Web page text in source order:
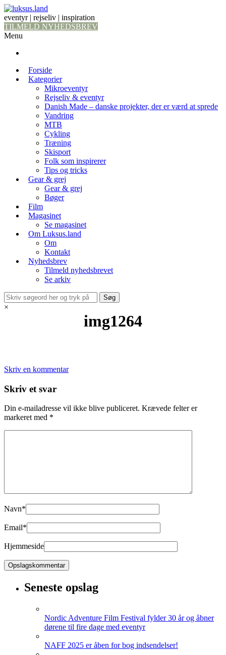
eventyr | rejseliv | inspiration
TILMELD NYHEDSBREV
Menu
Forside
Kategorier
Mikroeventyr
Rejseliv & eventyr
Danish Made – danske projekter, der er værd at sprede
Vandring
MTB
Cykling
Træning
Skisport
Folk som inspirerer
Tips og tricks
Gear & grej
Gear & grej
Bøger
Film
Magasinet
Se magasinet
Om Luksus.land
Om
Kontakt
Nyhedsbrev
Tilmeld nyhedsbrevet
Se arkiv
×
img1264
Skriv en kommentar
Skriv et svar
Din e-mailadresse vil ikke blive publiceret. Krævede felter er
markeret med *
Navn*
Email*
Hjemmeside
Seneste opslag
Nordic Adventure Film Festival fylder 30 år og åbner
dørene til fire dage med eventyr
NAFF 2025 er åben for bog indsendelser!